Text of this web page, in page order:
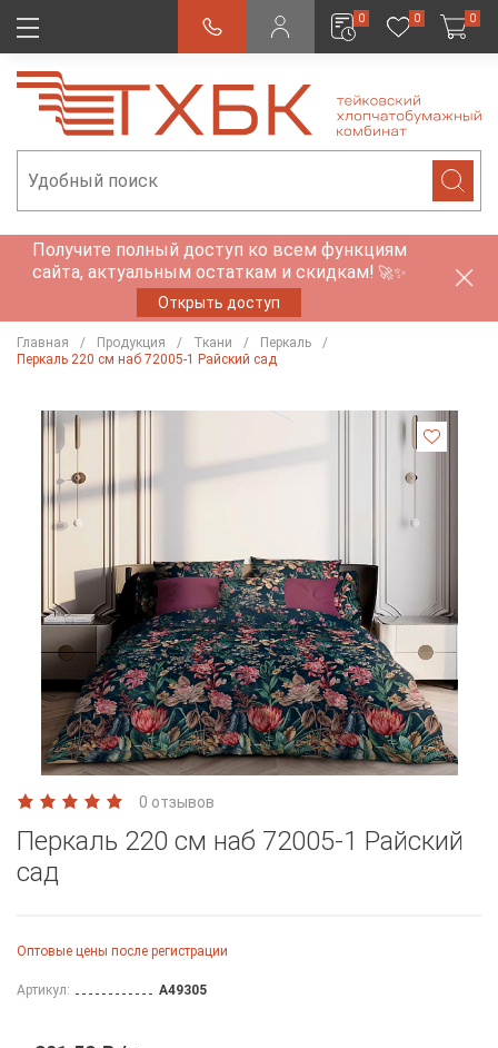
0 0 0
Получите полный доступ ко всем функциям
сайта, актуальным остаткам и скидкам! 🚀✨
Открыть доступ
Главная Продукция Ткани
Перкаль
Перкаль 220 см наб 72005-1 Райский сад
0 отзывов
Перкаль 220 см наб 72005-1 Райский
сад
Оптовые цены после регистрации
Артикул: A49305